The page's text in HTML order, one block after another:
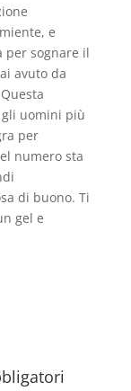
e
per sognare il
avuto da
uomini più
per
numero sta
di buono. Ti
gel e